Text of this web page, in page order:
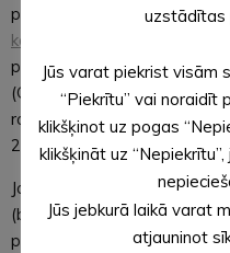
projektu sagatavošanu visā
koordinatoriem –
punkts atrodas Valmieras
(Garā iela 10).
rakstot uz e-pastu
20025820 (Gundega).
Jau ziņots, ka Latvijas
(biedrības un nodibinājumi)
pieteikumus AIF Kapacitātes
uzstādītas
Jūs varat piekrist visām
“Piekrītu” vai noraidīt
klikšķinot uz pogas
klikšķināt uz
Jūs jebkurā laikā varat
atjauninot